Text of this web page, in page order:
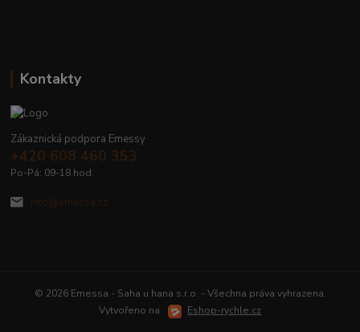
Kontakty
Zákaznická podpora Emessy
+420 608 460 353
Po-Pá: 09-18 hod.
info@emessa.cz
© 2026 Emessa - Saha u hana s.r.o. - Všechna práva vyhrazena.
Vytvořeno na
Eshop-rychle.cz